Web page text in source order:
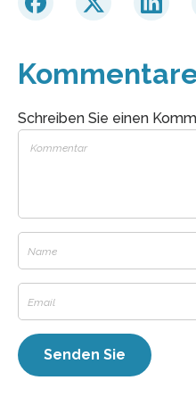
Schreiben Sie einen